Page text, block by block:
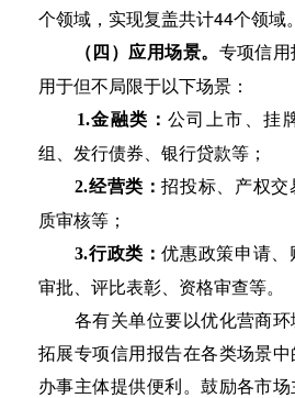
个领域，实现复盖共计44个领域。
（四）应用场景。 专项信
用于但不局限于以下场景：
1.金融类：公司上市、挂
组、发行债券、银行贷款等；
2.经营类：招投标、产权
质审核等；
3.行政类：优惠政策申请
审批、评比表彰、资格审查等。
各有关单位要以优化营商环
拓展专项信用报告在各类场景
办事主体提供便利。鼓励各市